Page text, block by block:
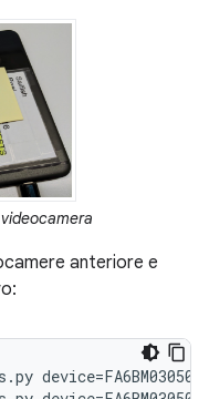
anteriore e